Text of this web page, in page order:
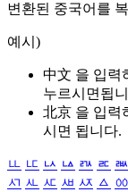
변환된 중국어를
예시)
中文 을 입력
누르시면됩
北京 을 입력
시면 됩니다.
ㅥ ㅦ ㅧ ㅨ ㅩ ㅪ ㅫ
ㅺ ㅻ ㅼ ㅽ ㅾ ㅿ ㆀ